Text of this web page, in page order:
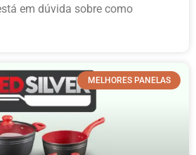
em dúvida sobre como
MELHORES PANELAS